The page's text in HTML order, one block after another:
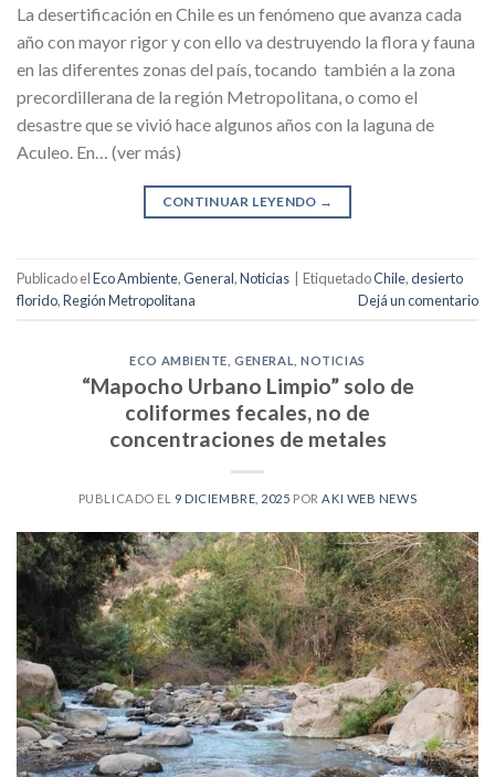
La desertificación en Chile es un fenómeno que avanza cada
año con mayor rigor y con ello va destruyendo la flora y fauna
en las diferentes zonas del país, tocando también a la zona
precordillerana de la región Metropolitana, o como el
desastre que se vivió hace algunos años con la laguna de
Aculeo. En… (ver más)
CONTINUAR LEYENDO →
Publicado elEco Ambiente,General,Noticias EtiquetadoChile,desierto
florido,Región Metropolitana Dejá un comentario
ECO AMBIENTE ,GENERAL ,NOTICIAS
“Mapocho Urbano Limpio” solo de
coliformes fecales, no de
concentraciones de metales
PUBLICADO EL 9 DICIEMBRE, 2025 PORAKI WEB NEWS